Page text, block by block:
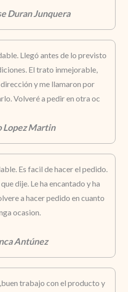
Duran Junquera
Llegó antes de lo previsto
El trato inmejorable,
y me llamaron por
Volveré a pedir en otra oc
Lopez Martin
Es facil de hacer el pedido.
dije. Le ha encantado y ha
a hacer pedido en cuanto
ocasion.
Antúnez
trabajo con el producto y